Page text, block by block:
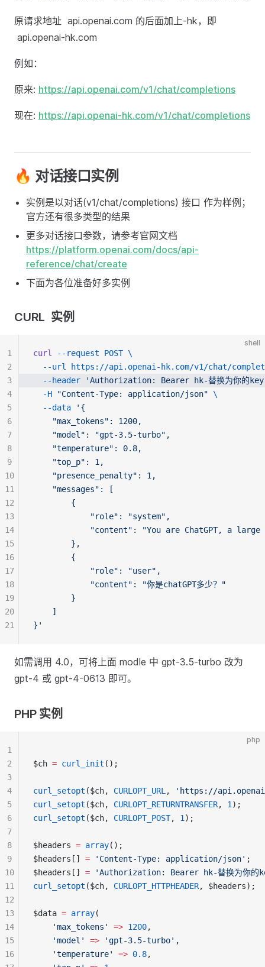
原请求地址 api.openai.com 的后面加上-hk，即
api.openai-hk.com
例如：
原来: https://api.openai.com/v1/chat/completions
现在: https://api.openai-hk.com/v1/chat/completions
🔥 对话接口实例
实例是以对话(v1/chat/completions) 接口 作为样例；
官方还有很多类型的结果
更多对话接口参数，请参考官网文档
https://platform.openai.com/docs/api-
reference/chat/create
下面为各位准备好多实例
CURL 实例
shell
curl
--request POST \
--url https://api.openai-hk.com/v1/chat/
--header
'Authorization: Bearer hk-替换为你的
-H
"Content-Type: application/json" \
--data
'{
    "max_tokens": 1200,
    "model": "gpt-3.5-turbo",
    "temperature": 0.8,
    "top_p": 1,
    "presence_penalty": 1,
    "messages": [
{
            "role": "system",
"content": "You are ChatGPT, a
},
{
            "role": "user",
            "content": "你是chatGPT多少？"
}
]
}'
1
2
3
4
5
6
7
8
9
10
11
12
13
14
15
16
17
18
19
20
21
如需调用 4.0，可将上面 modle 中 gpt-3.5-turbo 改为
gpt-4 或 gpt-4-0613 即可。
PHP 实例
php
$ch = curl_init ();
curl_setopt ($ch, CURLOPT_URL ,
'https://
curl_setopt ($ch, CURLOPT_RETURNTRANSFER, 1 );
curl_setopt ($ch, CURLOPT_POST, 1 );
$headers = array();
$headers[] = 'Content-Type: application/json' ;
$headers[] =
'Authorization: Bearer hk-替换为你的
curl_setopt ($ch, CURLOPT_HTTPHEADER, $headers);
$data = array(
'max_tokens'
=> 1200,
'model'
=> 'gpt-3.5-turbo' ,
'temperature'
=> 0.8,
1
2
3
4
5
6
7
8
9
10
11
12
13
14
15
16